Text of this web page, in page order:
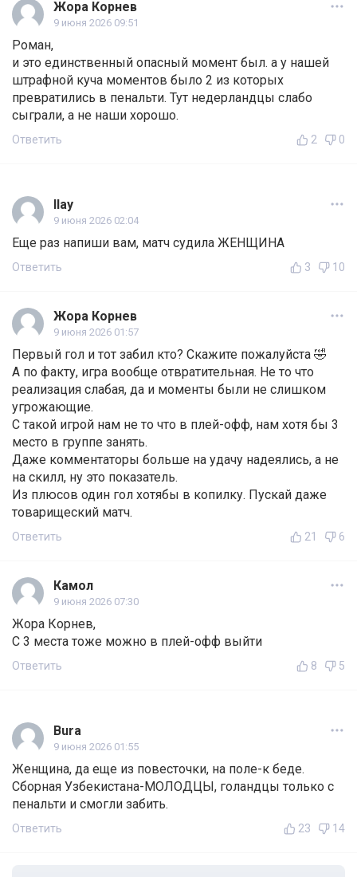
Жора Корнев
9 июня 2026 09:51
Роман,
и это единственный опасный момент был. а у нашей
штрафной куча моментов было 2 из которых
превратились в пенальти. Тут недерландцы слабо
сыграли, а не наши хорошо.
Ответить 2 0
Ilay
9 июня 2026 02:04
Еще раз напиши вам, матч судила ЖЕНЩИНА
Ответить 3 10
Жора Корнев
9 июня 2026 01:57
Первый гол и тот забил кто? Скажите пожалуйста 🤣
А по факту, игра вообще отвратительная. Не то что
реализация слабая, да и моменты были не слишком
угрожающие.
С такой игрой нам не то что в плей-офф, нам хотя бы 3
место в группе занять.
Даже комментаторы больше на удачу надеялись, а не
на скилл, ну это показатель.
Из плюсов один гол хотябы в копилку. Пускай даже
товарищеский матч.
Ответить 21 6
Камол
9 июня 2026 07:30
Жора Корнев,
С 3 места тоже можно в плей-офф выйти
Ответить 8 5
Bura
9 июня 2026 01:55
Женщина, да еще из повесточки, на поле-к беде.
Сборная Узбекистана-МОЛОДЦЫ, голандцы только с
пенальти и смогли забить.
Ответить 23 14